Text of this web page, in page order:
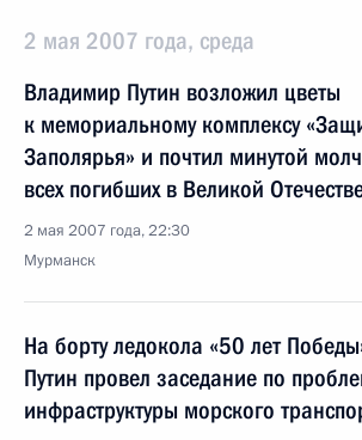
2 мая 2007 года, среда
Владимир Путин возложил цветы
к мемориальному комплексу
Заполярья» и почтил минутой
всех погибших в Великой
2 мая 2007 года, 22:30
Мурманск
На борту ледокола «50 лет
Путин провел заседание по
инфраструктуры морского